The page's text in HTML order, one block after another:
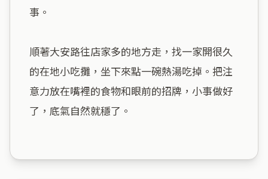
事。
順著大安路往店家多的地方走，找一家開很久
的在地小吃攤，坐下來點一碗熱湯吃掉。把注
意力放在嘴裡的食物和眼前的招牌，小事做好
了，底氣自然就穩了。